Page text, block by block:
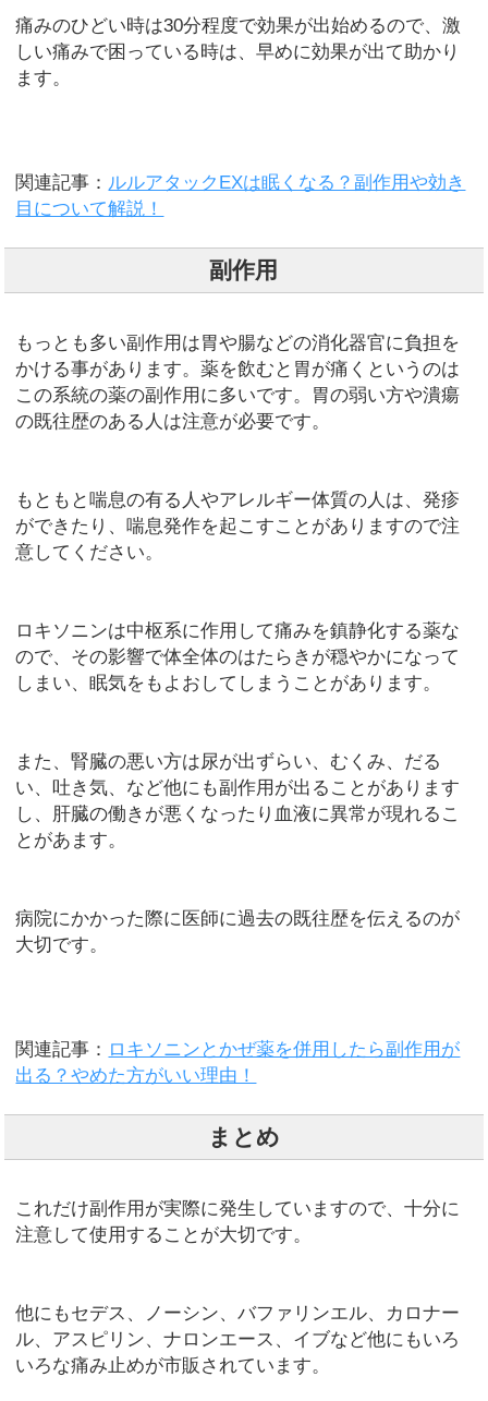
痛みのひどい時は30分程度で効果が出始めるので、激
しい痛みで困っている時は、早めに効果が出て助かり
ます。
関連記事： ルルアタックEXは眠くなる？副作用や効き
目について解説！
副作用
もっとも多い副作用は胃や腸などの消化器官に負担を
かける事があります。薬を飲むと胃が痛くというのは
この系統の薬の副作用に多いです。胃の弱い方や潰瘍
の既往歴のある人は注意が必要です。
もともと喘息の有る人やアレルギー体質の人は、発疹
ができたり、喘息発作を起こすことがありますので注
意してください。
ロキソニンは中枢系に作用して痛みを鎮静化する薬な
ので、その影響で体全体のはたらきが穏やかになって
しまい、眠気をもよおしてしまうことがあります。
また、腎臓の悪い方は尿が出ずらい、むくみ、だる
い、吐き気、など他にも副作用が出ることがあります
し、肝臓の働きが悪くなったり血液に異常が現れるこ
とがあます。
病院にかかった際に医師に過去の既往歴を伝えるのが
大切です。
関連記事： ロキソニンとかぜ薬を併用したら副作用が
出る？やめた方がいい理由！
まとめ
これだけ副作用が実際に発生していますので、十分に
注意して使用することが大切です。
他にもセデス、ノーシン、バファリンエル、カロナー
ル、アスピリン、ナロンエース、イブなど他にもいろ
いろな痛み止めが市販されています。